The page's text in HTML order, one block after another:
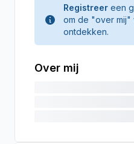
Registreer een
om de "over mij"
ontdekken.
Over mij